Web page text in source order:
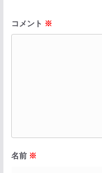
コメント ※
名前 ※